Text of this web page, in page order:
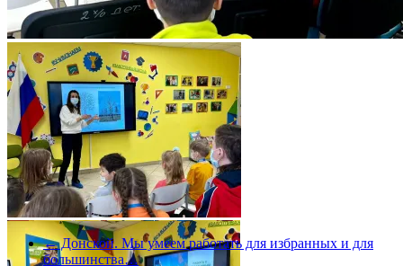
←Донской. Мы умеем работать для избранных и для
большинства…